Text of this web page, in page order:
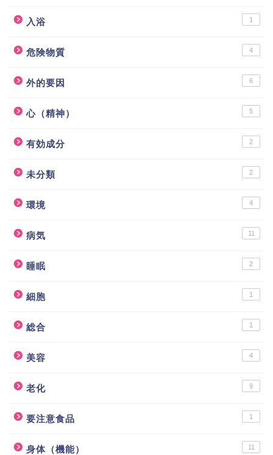
入浴 1
危険物質 4
外的要因 6
心（精神） 5
有効成分 2
未分類 2
環境 4
病気 11
睡眠 2
細胞 1
総合 1
美容 4
老化 9
要注意食品 1
身体（機能） 11